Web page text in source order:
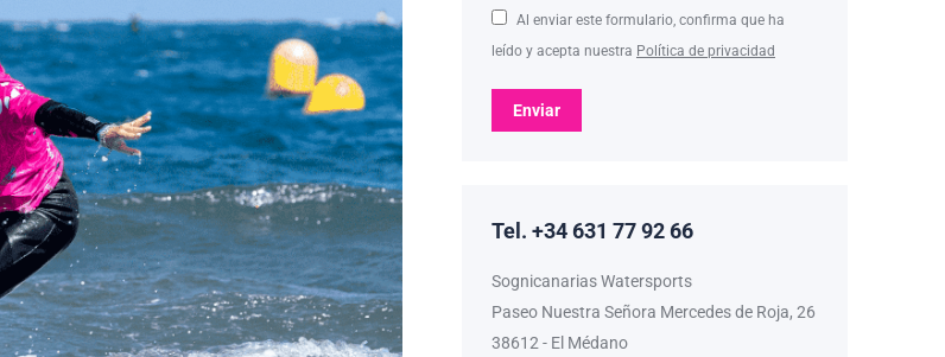
Al enviar este formulario, confirma que ha
leído y acepta nuestra Política de privacidad
Enviar
Tel. +34 631 77 92 66
Sognicanarias Watersports
Paseo Nuestra Señora Mercedes de Roja, 26
38612 - El Médano